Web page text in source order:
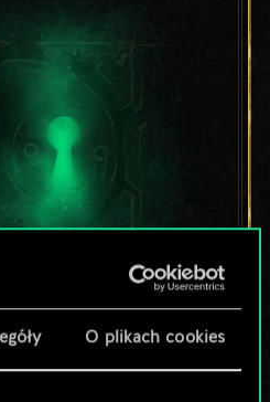
O plikach cookies
tą talią?